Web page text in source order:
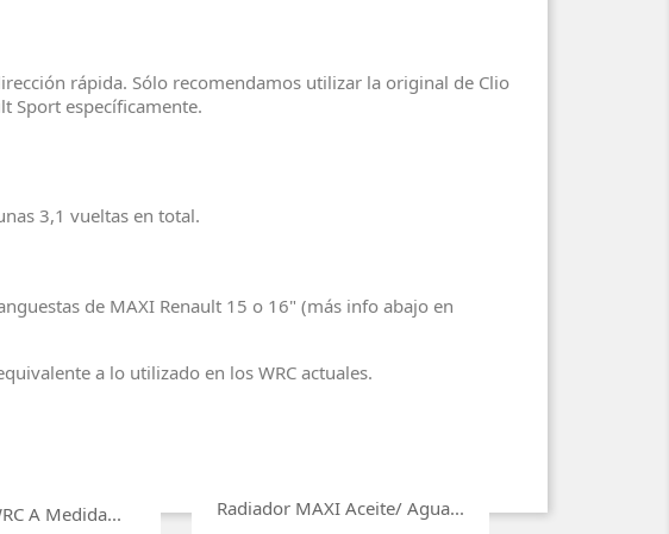
rápida. Sólo recomendamos utilizar la original de Clio
Sport específicamente.
3,1 vueltas en total.
de MAXI Renault 15 o 16" (más info abajo en
a lo utilizado en los WRC actuales.
rápida
A Medida...  Vista rápida
Radiador MAXI Aceite/ Agua...